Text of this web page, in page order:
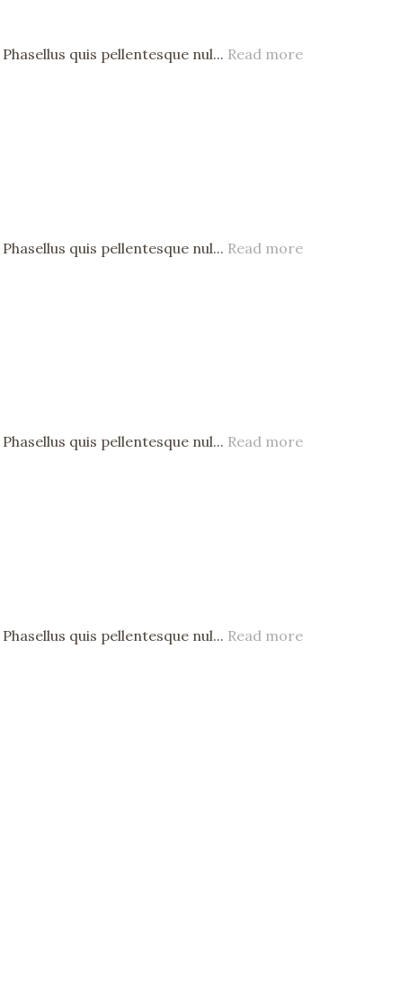
quis pellentesque nul... Read more
quis pellentesque nul... Read more
quis pellentesque nul... Read more
quis pellentesque nul... Read more